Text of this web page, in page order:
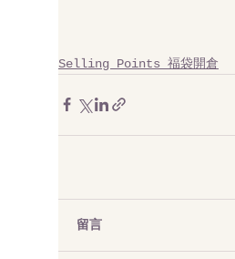
Selling Points 福袋開倉
留言